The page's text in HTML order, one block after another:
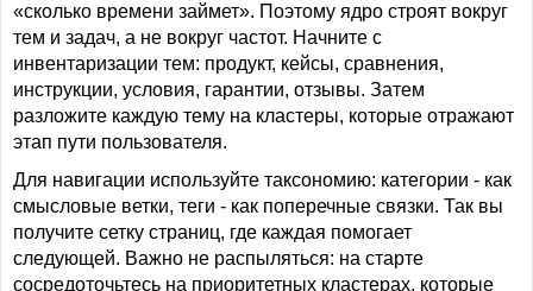
«сколько времени займет». Поэтому ядро строят вокруг
тем и задач, а не вокруг частот. Начните с
инвентаризации тем: продукт, кейсы, сравнения,
инструкции, условия, гарантии, отзывы. Затем
разложите каждую тему на кластеры, которые отражают
этап пути пользователя.
Для навигации используйте таксономию: категории - как
смысловые ветки, теги - как поперечные связки. Так вы
получите сетку страниц, где каждая помогает
следующей. Важно не распыляться: на старте
сосредоточьтесь на приоритетных кластерах, которые